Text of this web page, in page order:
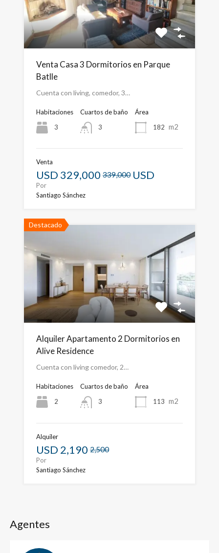
Venta Casa 3 Dormitorios en Parque
Batlle
Cuenta con living, comedor, 3…
Habitaciones
3
Cuartos de baño
3
Área
182 m2
Venta
USD 329,000 339,000 USD
Por
Santiago Sánchez
Destacado
Alquiler Apartamento 2 Dormitorios en
Alive Residence
Cuenta con living comedor, 2…
Habitaciones
2
Cuartos de baño
3
Área
113 m2
Alquiler
USD 2,190 2,500
Por
Santiago Sánchez
Agentes